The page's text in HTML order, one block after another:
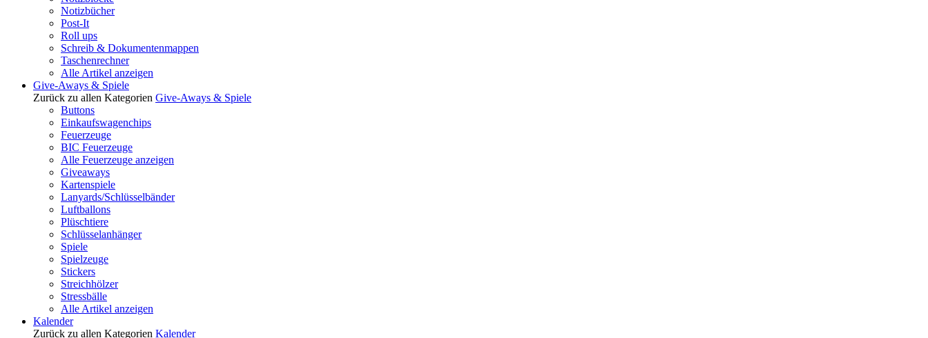
Notizbücher
Post-It
Roll ups
Schreib & Dokumentenmappen
Taschenrechner
Alle Artikel anzeigen
Give-Aways & Spiele
Zurück zu allen Kategorien Give-Aways & Spiele
Buttons
Einkaufswagenchips
Feuerzeuge
BIC Feuerzeuge
Alle Feuerzeuge anzeigen
Giveaways
Kartenspiele
Lanyards/Schlüsselbänder
Luftballons
Plüschtiere
Schlüsselanhänger
Spiele
Spielzeuge
Stickers
Streichhölzer
Stressbälle
Alle Artikel anzeigen
Kalender
Zurück zu allen Kategorien Kalender